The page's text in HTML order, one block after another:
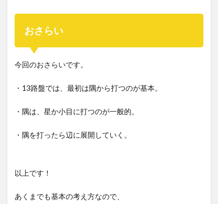
おさらい
今回のおさらいです。
・13路盤では、最初は隅から打つのが基本。
・隅は、星か小目に打つのが一般的。
・隅を打ったら辺に展開していく。
以上です！
あくまでも基本の考え方なので、